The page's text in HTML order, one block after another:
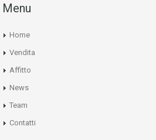
Menu
Home
Vendita
Affitto
News
Team
Contatti